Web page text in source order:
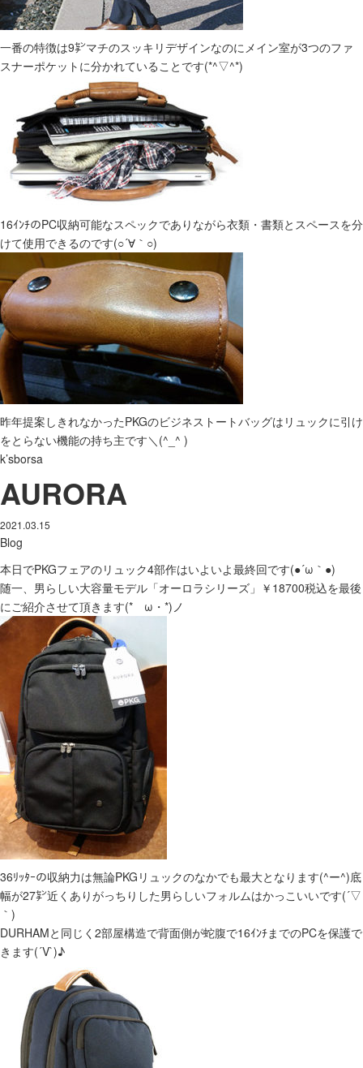
一番の特徴は9㌢マチのスッキリデザインなのにメイン室が3つのファ
スナーポケットに分かれていることです(*^▽^*)
16ｲﾝﾁのPC収納可能なスペックでありながら衣類・書類とスペースを分
けて使用できるのです(○´∀｀○)
昨年提案しきれなかったPKGのビジネストートバッグはリュックに引け
をとらない機能の持ち主です＼(^_^ )
k’sborsa
AURORA
2021.03.15
Blog
本日でPKGフェアのリュック4部作はいよいよ最終回です(●´ω｀●)
随一、男らしい大容量モデル「オーロラシリーズ」￥18700税込を最後
にご紹介させて頂きます(*ゝω・*)ノ
36ﾘｯﾀｰの収納力は無論PKGリュックのなかでも最大となります(^ー^)底
幅が27㌢近くありがっちりした男らしいフォルムはかっこいいです(´▽
｀)
DURHAMと同じく2部屋構造で背面側が蛇腹で16ｲﾝﾁまでのPCを保護で
きます(´V`)♪